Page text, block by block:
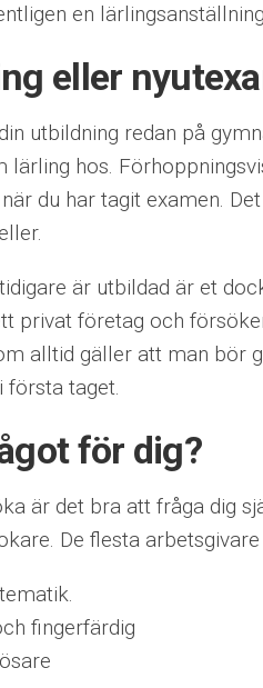
en
eller
utbildning redan på
lärling hos.
du har tagit examen.
är utbildad är et
privat företag och
alltid gäller att man bör
första taget.
för dig?
är det bra att fråga dig
De flesta
fingerfärdig